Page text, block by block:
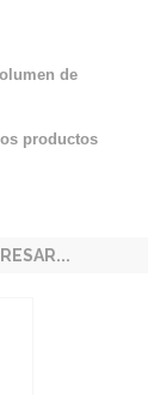
de
productos